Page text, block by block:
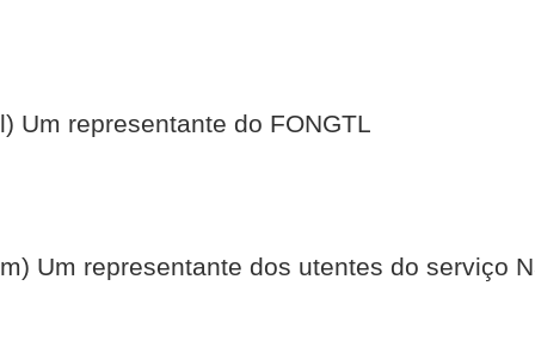
l) Um representante do FONGTL
m) Um representante dos utentes do serviço